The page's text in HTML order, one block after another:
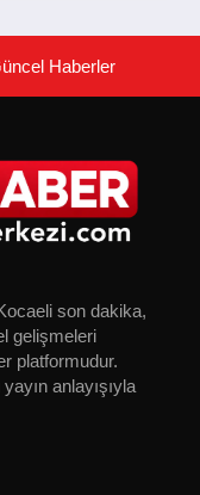
Haberler
son dakika,
gelişmeleri
platformudur.
anlayışıyla